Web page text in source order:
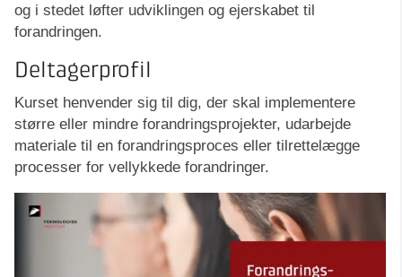
og i stedet løfter udviklingen og ejerskabet til
forandringen.
Deltagerprofil
Kurset henvender sig til dig, der skal implementere
større eller mindre forandringsprojekter, udarbejde
materiale til en forandringsproces eller tilrettelægge
processer for vellykkede forandringer.